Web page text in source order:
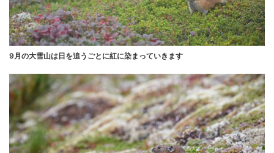
9月の大雪山は日を追うごとに紅に染まっていきます